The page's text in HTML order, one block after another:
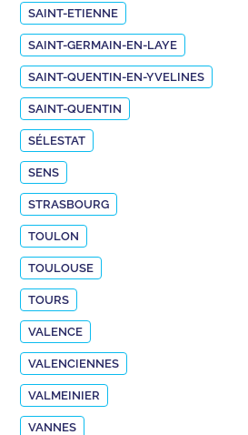
SAINT-ETIENNE
SAINT-GERMAIN-EN-LAYE
SAINT-QUENTIN-EN-YVELINES
SAINT-QUENTIN
SÉLESTAT
SENS
STRASBOURG
TOULON
TOULOUSE
TOURS
VALENCE
VALENCIENNES
VALMEINIER
VANNES